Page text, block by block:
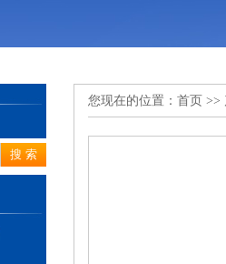
您现在的位置： 首页 >>